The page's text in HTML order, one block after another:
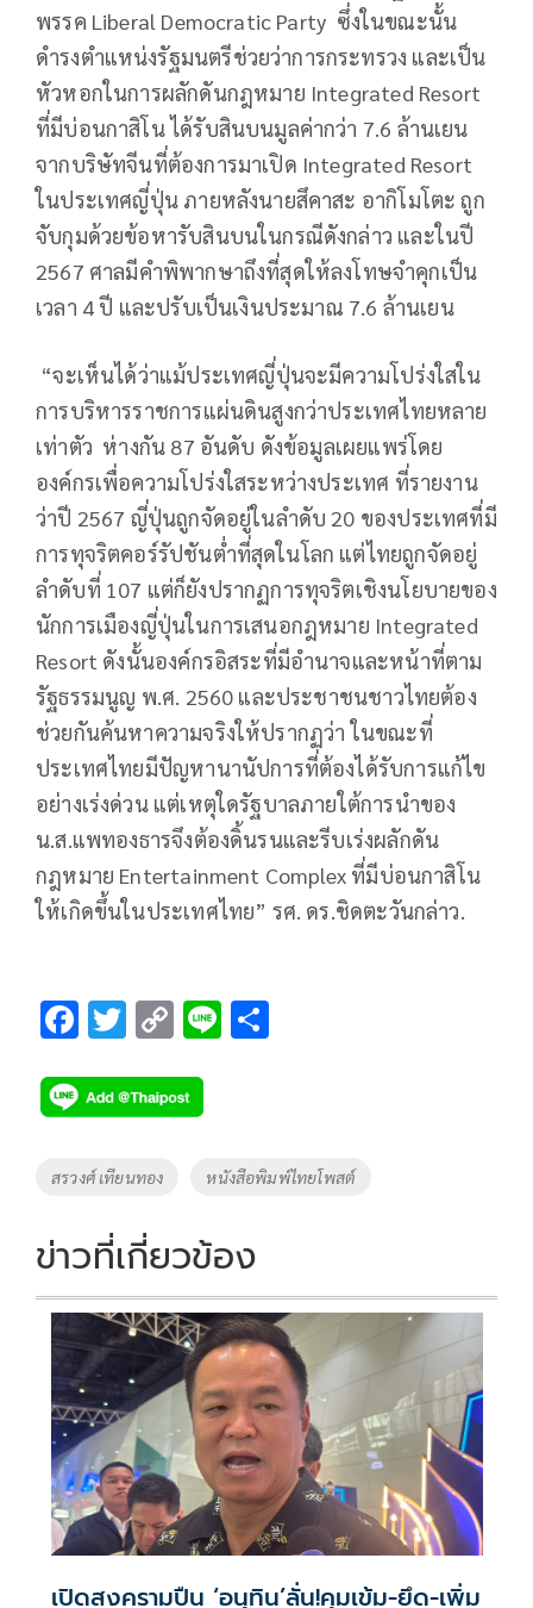
พรรค Liberal Democratic Party ซึ่งในขณะนั้น
ดำรงตำแหน่งรัฐมนตรีช่วยว่าการกระทรวง และเป็น
หัวหอกในการผลักดันกฎหมาย Integrated Resort
ที่มีบ่อนกาสิโน ได้รับสินบนมูลค่ากว่า 7.6 ล้านเยน
จากบริษัทจีนที่ต้องการมาเปิด Integrated Resort
ในประเทศญี่ปุ่น ภายหลังนายสึคาสะ อากิโมโตะ ถูก
จับกุมด้วยข้อหารับสินบนในกรณีดังกล่าว และในปี
2567 ศาลมีคำพิพากษาถึงที่สุดให้ลงโทษจำคุกเป็น
เวลา 4 ปี และปรับเป็นเงินประมาณ 7.6 ล้านเยน
“จะเห็นได้ว่าแม้ประเทศญี่ปุ่นจะมีความโปร่งใสใน
การบริหารราชการแผ่นดินสูงกว่าประเทศไทยหลาย
เท่าตัว ห่างกัน 87 อันดับ ดังข้อมูลเผยแพร่โดย
องค์กรเพื่อความโปร่งใสระหว่างประเทศ ที่รายงาน
ว่าปี 2567 ญี่ปุ่นถูกจัดอยู่ในลำดับ 20 ของประเทศที่มี
การทุจริตคอร์รัปชันต่ำที่สุดในโลก แต่ไทยถูกจัดอยู่
ลำดับที่ 107 แต่ก็ยังปรากฏการทุจริตเชิงนโยบายของ
นักการเมืองญี่ปุ่นในการเสนอกฎหมาย Integrated
Resort ดังนั้นองค์กรอิสระที่มีอำนาจและหน้าที่ตาม
รัฐธรรมนูญ พ.ศ. 2560 และประชาชนชาวไทยต้อง
ช่วยกันค้นหาความจริงให้ปรากฏว่า ในขณะที่
ประเทศไทยมีปัญหานานัปการที่ต้องได้รับการแก้ไข
อย่างเร่งด่วน แต่เหตุใดรัฐบาลภายใต้การนำของ
น.ส.แพทองธารจึงต้องดิ้นรนและรีบเร่งผลักดัน
กฎหมาย Entertainment Complex ที่มีบ่อนกาสิโน
ให้เกิดขึ้นในประเทศไทย” รศ. ดร.ชิดตะวันกล่าว.
F
e
b
o
k
T
tt
er
C
p
y
k
Li
Tags
สรวงศ์ เทียนทอง หนังสือพิมพ์ไทยโพสต์
ข่าวที่เกี่ยวข้อง
เปิดสงครามปืน ‘อนุทิน’ลั่น!คุมเข้ม-ยึด-เพิ่ม